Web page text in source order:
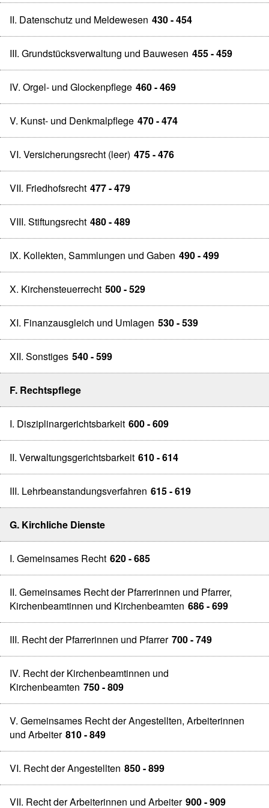
II. Datenschutz und Meldewesen 430 - 454
III. Grundstücksverwaltung und Bauwesen 455 - 459
IV. Orgel- und Glockenpflege 460 - 469
V. Kunst- und Denkmalpflege 470 - 474
VI. Versicherungsrecht (leer) 475 - 476
VII. Friedhofsrecht 477 - 479
VIII. Stiftungsrecht 480 - 489
IX. Kollekten, Sammlungen und Gaben 490 - 499
X. Kirchensteuerrecht 500 - 529
XI. Finanzausgleich und Umlagen 530 - 539
XII. Sonstiges 540 - 599
F. Rechtspflege
I. Disziplinargerichtsbarkeit 600 - 609
II. Verwaltungsgerichtsbarkeit 610 - 614
III. Lehrbeanstandungsverfahren 615 - 619
G. Kirchliche Dienste
I. Gemeinsames Recht 620 - 685
II. Gemeinsames Recht der Pfarrerinnen und Pfarrer,
Kirchenbeamtinnen und Kirchenbeamten 686 - 699
III. Recht der Pfarrerinnen und Pfarrer 700 - 749
IV. Recht der Kirchenbeamtinnen und
Kirchenbeamten 750 - 809
V. Gemeinsames Recht der Angestellten, Arbeiterinnen
und Arbeiter 810 - 849
VI. Recht der Angestellten 850 - 899
VII. Recht der Arbeiterinnen und Arbeiter 900 - 909